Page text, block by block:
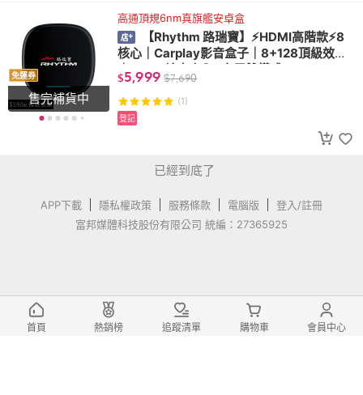
免運券
售完補貨中
高通頂規6nm真旗艦安卓盒
【Rhythm 路瑞寶】⚡️HDMI高階款⚡️8
核心｜Carplay影音盒子｜8+128頂級效能
｜ HDMI輸出車內+家用雙模式
$5,999 $7,690
(1)
登記
已經到底了
APP下載 隱私權政策 服務條款 電腦版
登入/註冊
富邦媒體科技股份有限公司 統編：27365925
首頁 熱銷榜 追蹤清單 購物車 會員中心